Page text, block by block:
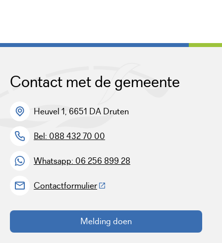
Contact met de gemeente
Heuvel 1, 6651 DA Druten
Bel: 088 432 70 00
Whatsapp: 06 256 899 28
Contactformulier(Deze link gaat naar een externe
Melding doen